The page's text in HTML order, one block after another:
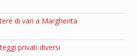
di vari a Margherita
privati diversi